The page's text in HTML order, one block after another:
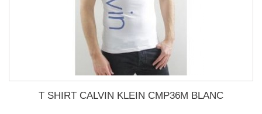
T SHIRT CALVIN KLEIN CMP36M BLANC